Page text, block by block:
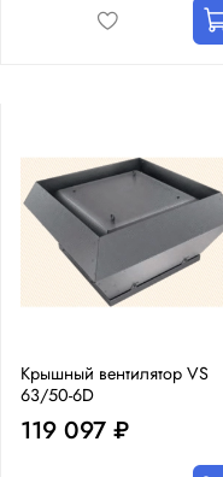
Крышный вентилятор VS
63/50-6D
119 097 ₽